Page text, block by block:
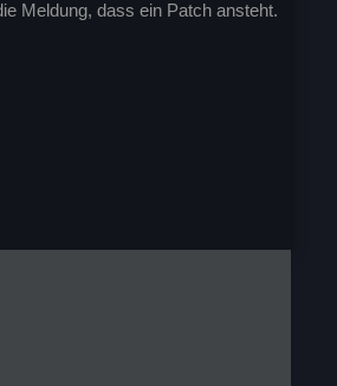
Meldung, dass ein Patch ansteht.